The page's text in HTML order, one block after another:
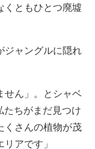
くともひとつ廃墟
ジャングルに隠れ
せん」。とシャベ
たちがまだ見つけ
くさんの植物が茂
アです」